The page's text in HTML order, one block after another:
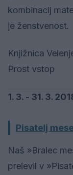
kombinacij
je ženstvenost.
Knjižnica
Prost vstop
1. 3. - 31. 3.
Pisatelj
Naš »Bralec
prelevil v